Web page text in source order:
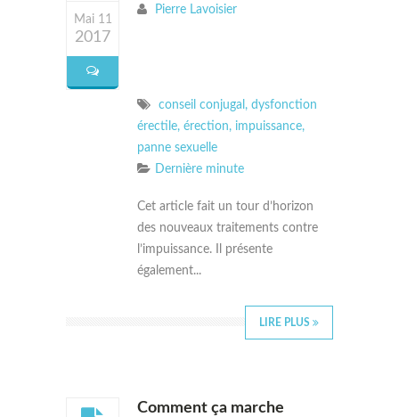
Mai 11
2017
Pierre Lavoisier
conseil conjugal , dysfonction
érectile, érection, impuissance,
panne sexuelle
Dernière minute
Cet article fait un tour d’horizon
des nouveaux traitements contre
l’impuissance. Il présente
également...
LIRE PLUS
Comment ça marche